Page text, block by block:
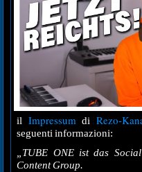
il Impressumdi Rezo-
seguenti informazioni:
„TUBE ONE ist das
Content Group.